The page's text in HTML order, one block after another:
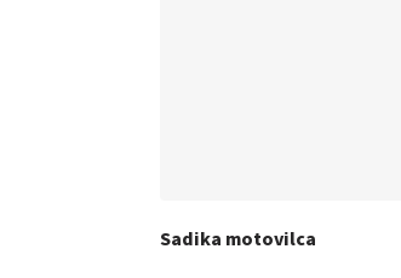
Sadika motovilca